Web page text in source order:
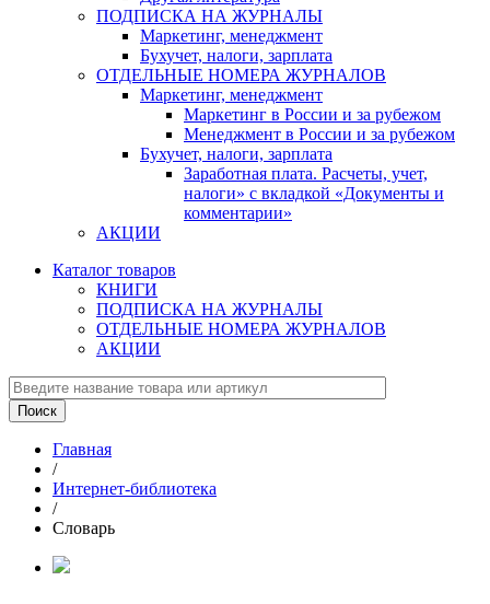
ПОДПИСКА НА ЖУРНАЛЫ
Маркетинг, менеджмент
Бухучет, налоги, зарплата
ОТДЕЛЬНЫЕ НОМЕРА ЖУРНАЛОВ
Маркетинг, менеджмент
Маркетинг в России и за рубежом
Менеджмент в России и за рубежом
Бухучет, налоги, зарплата
Заработная плата. Расчеты, учет,
налоги» с вкладкой «Документы и
комментарии»
АКЦИИ
Каталог товаров
КНИГИ
ПОДПИСКА НА ЖУРНАЛЫ
ОТДЕЛЬНЫЕ НОМЕРА ЖУРНАЛОВ
АКЦИИ
Главная
/
Интернет-библиотека
/
Словарь